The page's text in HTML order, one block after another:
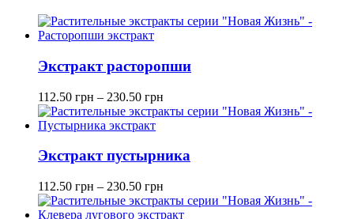
Экстракт расторопши
112.50 грн – 230.50 грн
Экстракт пустырника
112.50 грн – 230.50 грн